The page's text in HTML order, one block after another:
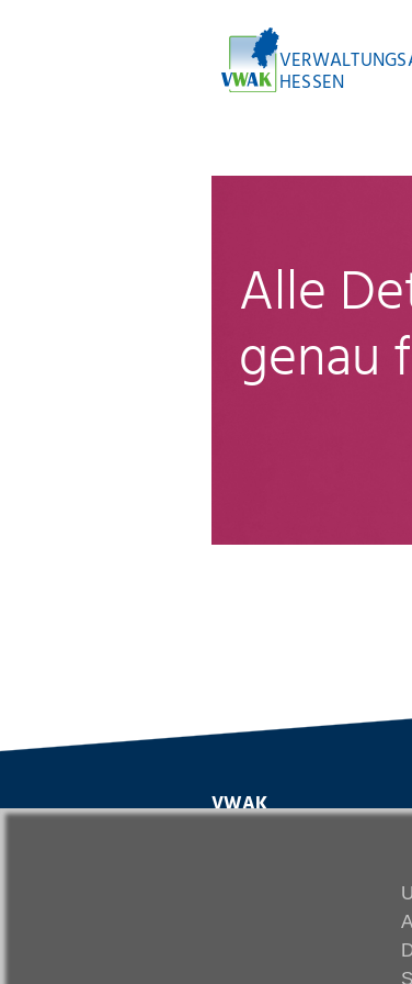
HESSEN
Alle
genau
VWAK